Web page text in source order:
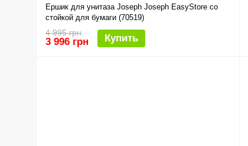
Ершик для унитаза Joseph Joseph EasyStore со
стойкой для бумаги (70519)
4 995 грн
3 996 грн Купить